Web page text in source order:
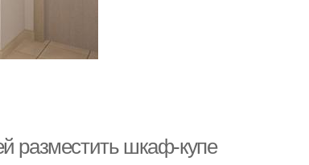
разместить шкаф-купе